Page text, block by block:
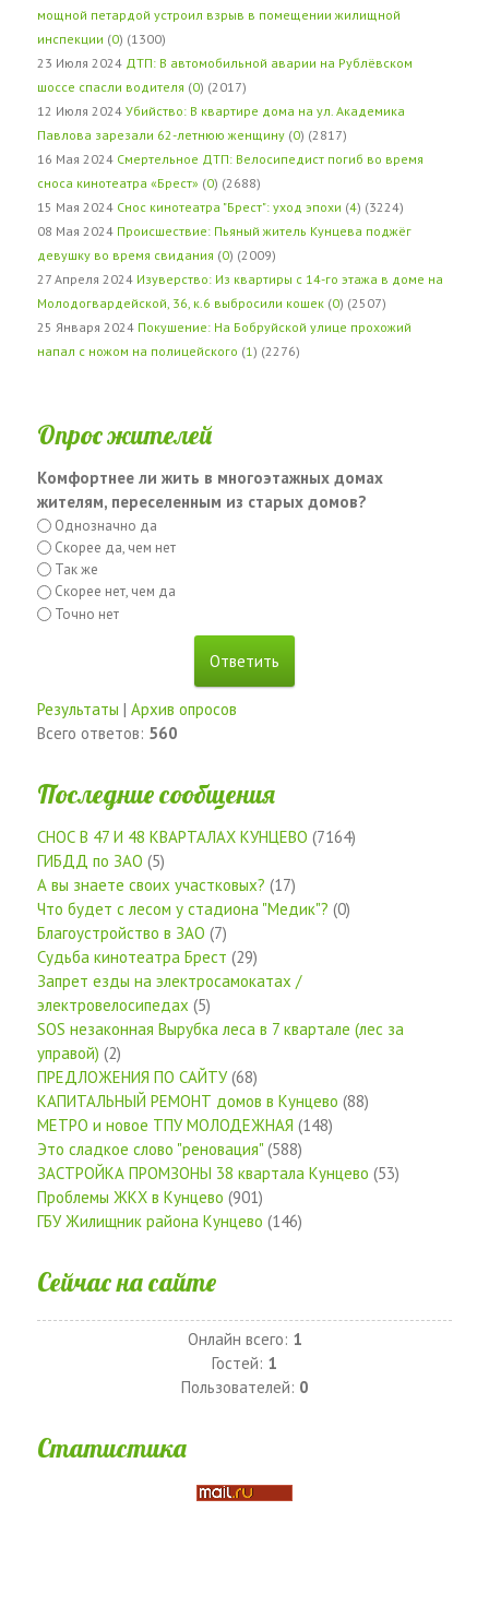
мощной петардой устроил взрыв в помещении жилищной
инспекции (0) (1300)
23 Июля 2024 ДТП: В автомобильной аварии на Рублёвском
шоссе спасли водителя (0) (2017)
12 Июля 2024 Убийство: В квартире дома на ул. Академика
Павлова зарезали 62-летнюю женщину (0) (2817)
16 Мая 2024 Смертельное ДТП: Велосипедист погиб во время
сноса кинотеатра «Брест» (0) (2688)
15 Мая 2024 Снос кинотеатра "Брест": уход эпохи (4) (3224)
08 Мая 2024 Происшествие: Пьяный житель Кунцева поджёг
девушку во время свидания (0) (2009)
27 Апреля 2024 Изуверство: Из квартиры с 14-го этажа в доме на
Молодогвардейской, 36, к.6 выбросили кошек (0) (2507)
25 Января 2024 Покушение: На Бобруйской улице прохожий
напал с ножом на полицейского (1 ) (2276)
Опрос жителей
Комфортнее ли жить в многоэтажных домах
жителям, переселенным из старых домов?
Однозначно да
Скорее да, чем нет
Так же
Скорее нет, чем да
Точно нет
Результаты | Архив опросов
Всего ответов: 560
Последние сообщения
СНОС В 47 И 48 КВАРТАЛАХ КУНЦЕВО (7164)
ГИБДД по ЗАО (5)
А вы знаете своих участковых? (17)
Что будет с лесом у стадиона "Медик"? (0)
Благоустройство в ЗАО (7)
Судьба кинотеатра Брест (29)
Запрет езды на электросамокатах /
электровелосипедах (5)
SOS незаконная Вырубка леса в 7 квартале (лес за
управой) (2)
ПРЕДЛОЖЕНИЯ ПО САЙТУ(68)
КАПИТАЛЬНЫЙ РЕМОНТ домов в Кунцево (88)
МЕТРО и новое ТПУ МОЛОДЕЖНАЯ (148)
Это сладкое слово "реновация" (588)
ЗАСТРОЙКА ПРОМЗОНЫ 38 квартала Кунцево (53)
Проблемы ЖКХ в Кунцево (901)
ГБУ Жилищник района Кунцево (146)
Сейчас на сайте
Онлайн всего: 1
Гостей: 1
Пользователей: 0
Статистика